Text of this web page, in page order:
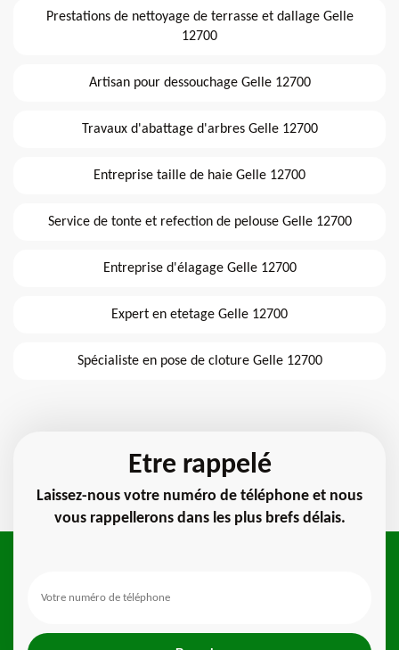
Prestations de nettoyage de terrasse et dallage Gelle
12700
Artisan pour dessouchage Gelle 12700
Travaux d'abattage d'arbres Gelle 12700
Entreprise taille de haie Gelle 12700
Service de tonte et refection de pelouse Gelle 12700
Entreprise d'élagage Gelle 12700
Expert en etetage Gelle 12700
Spécialiste en pose de cloture Gelle 12700
Etre rappelé
Laissez-nous votre numéro de téléphone et nous
vous rappellerons dans les plus brefs délais.